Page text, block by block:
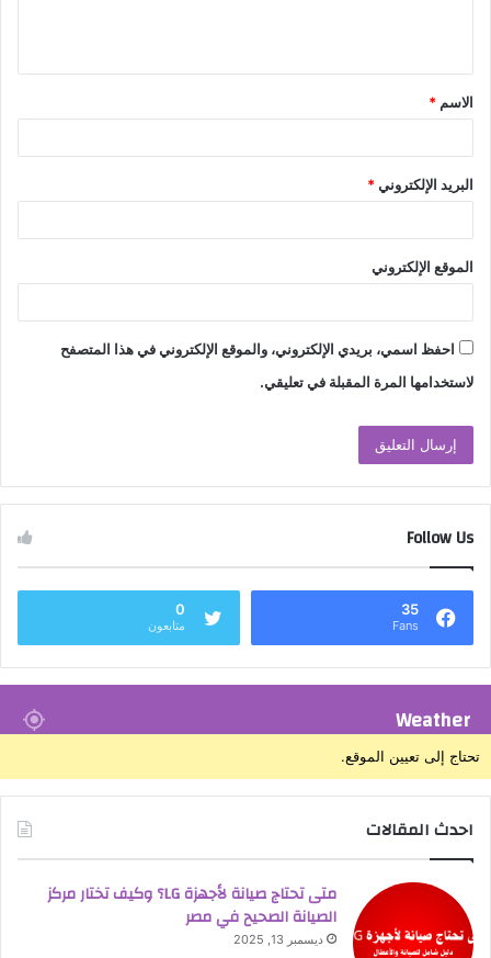
ق
*
الاسم *
البريد الإلكتروني*
الموقع الإلكتروني
احفظ اسمي، بريدي الإلكتروني، والموقع الإلكتروني في هذا المتصفح
لاستخدامها المرة المقبلة في تعليقي.
Follow Us
35
Fans
0
متابعون
Weather
تحتاج إلى تعيين الموقع.
احدث المقالات
متى تحتاج صيانة لأجهزة LG؟ وكيف تختار مركز
الصيانة الصحيح في مصر
ديسمبر 13, 2025